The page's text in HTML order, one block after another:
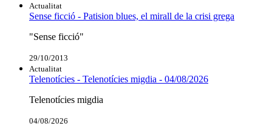
Actualitat
Sense ficció - Patision blues, el mirall de la crisi grega
"Sense ficció"
29/10/2013
Actualitat
Telenotícies - Telenotícies migdia - 04/08/2026
Telenotícies migdia
04/08/2026